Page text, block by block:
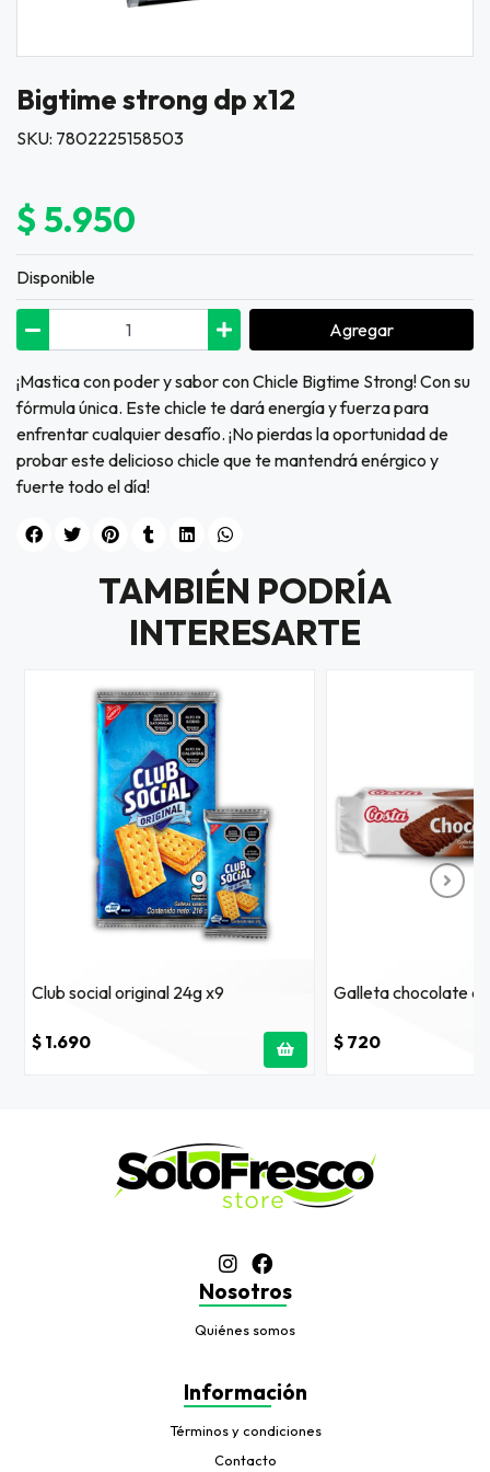
Bigtime strong dp x12
SKU: 7802225158503
$ 5.950
Disponible
Agregar
¡Mastica con poder y sabor con Chicle Bigtime Strong! Con su
fórmula única. Este chicle te dará energía y fuerza para
enfrentar cualquier desafío. ¡No pierdas la oportunidad de
probar este delicioso chicle que te mantendrá enérgico y
fuerte todo el día!
TAMBIÉN PODRÍA
INTERESARTE
Club social original 24g x9
$ 1.690
Galleta chocolate
$ 720
Nosotros
Quiénes somos
Información
Términos y condiciones
Contacto